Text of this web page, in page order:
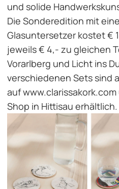
und solide
Die Sonderedition mit
Glasuntersetzer kostet €
jeweils € 4,- zu gleichen
Vorarlberg und Licht ins
verschiedenen Sets sind
aufwww.clarissakork.com
Shop in Hittisau erhältlich.